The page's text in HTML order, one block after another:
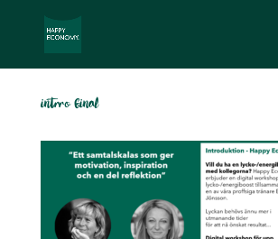
intrro final